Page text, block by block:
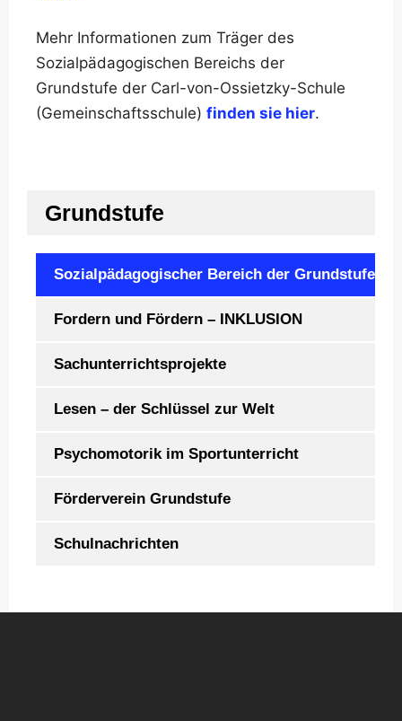
Mehr Informationen zum Träger des
Sozialpädagogischen Bereichs der
Grundstufe der Carl-von-Ossietzky-Schule
(Gemeinschaftsschule) finden sie hier.
Grundstufe
Sozialpädagogischer Bereich der Grundstufe
Fordern und Fördern – INKLUSION
Sachunterrichtsprojekte
Lesen – der Schlüssel zur Welt
Psychomotorik im Sportunterricht
Förderverein Grundstufe
Schulnachrichten